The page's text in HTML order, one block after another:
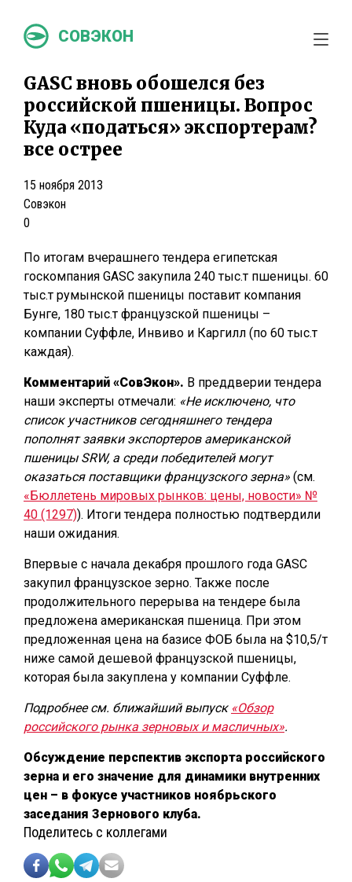
СОВЭКОН
GASC вновь обошелся без
российской пшеницы. Вопрос
Куда «податься» экспортерам?
все острее
15 ноября 2013
Совэкон
0
По итогам вчерашнего тендера египетская
госкомпания GASC закупила 240 тыс.т пшеницы. 60
тыс.т румынской пшеницы поставит компания
Бунге, 180 тыс.т французской пшеницы –
компании Суффле, Инвиво и Каргилл (по 60 тыс.т
каждая).
Комментарий «СовЭкон». В преддверии тендера
наши эксперты отмечали: «Не исключено, что
список участников сегодняшнего тендера
пополнят заявки экспортеров американской
пшеницы SRW, а среди победителей могут
оказаться поставщики французского зерна» (см.
«Бюллетень мировых рынков: цены, новости» №
40 (1297)). Итоги тендера полностью подтвердили
наши ожидания.
Впервые с начала декабря прошлого года GASC
закупил французское зерно. Также после
продолжительного перерыва на тендере была
предложена американская пшеница. При этом
предложенная цена на базисе ФОБ была на $10,5/т
ниже самой дешевой французской пшеницы,
которая была закуплена у компании Суффле.
Подробнее см. ближайший выпуск «Обзор
российского рынка зерновых и масличных».
Обсуждение перспектив экспорта российского
зерна и его значение для динамики внутренних
цен – в фокусе участников ноябрьского
заседания Зернового клуба.
Поделитесь с коллегами